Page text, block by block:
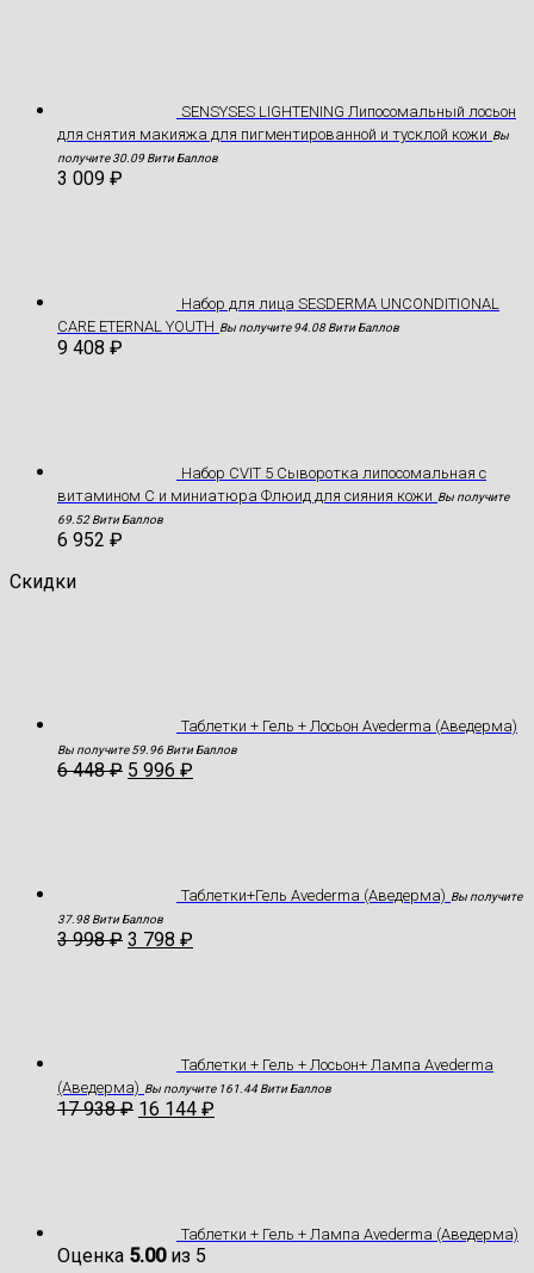
SENSYSES LIGHTENING Липосомальный лосьон
для снятия макияжа для пигментированной и тусклой кожи Вы
получите 30.09 Вити Баллов
3 009 ₽
Hабор для лица SESDERMA UNCONDITIONAL
CARE ETERNAL YOUTH Вы получите 94.08 Вити Баллов
9 408 ₽
Набор CVIT 5 Сыворотка липосомальная с
витамином С и миниатюра Флюид для сияния кожи Вы получите
69.52 Вити Баллов
6 952 ₽
Скидки
Таблетки + Гель + Лосьон Avederma (Аведерма)
Вы получите 59.96 Вити Баллов
6 448₽ 5 996 ₽
Таблетки+Гель Avederma (Аведерма) Вы получите
37.98 Вити Баллов
3 998₽ 3 798 ₽
Таблетки + Гель + Лосьон+ Лампа Avederma
(Аведерма) Вы получите 161.44 Вити Баллов
17 938₽ 16 144 ₽
Таблетки + Гель + Лампа Avederma (Аведерма)
Оценка 5.00из 5